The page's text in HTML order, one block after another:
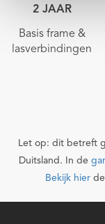
2 JAAR
Basis frame &
lasverbindingen
Let op: dit betreft
Duitsland. In de
Bekijk hierde